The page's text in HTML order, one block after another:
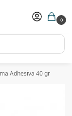
0
superiores a 150€)
Adhesiva 40 gr